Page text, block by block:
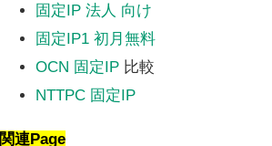
固定IP 法人 向け
固定IP1 初月無料
OCN 固定IP 比較
NTTPC 固定IP
関連Page